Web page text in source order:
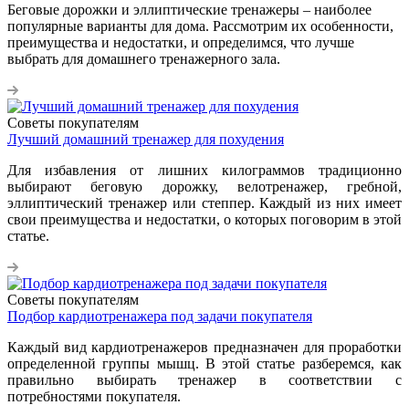
Беговые дорожки и эллиптические тренажеры – наиболее
популярные варианты для дома. Рассмотрим их особенности,
преимущества и недостатки, и определимся, что лучше
выбрать для домашнего тренажерного зала.
Советы покупателям
Лучший домашний тренажер для похудения
Для избавления от лишних килограммов традиционно
выбирают беговую дорожку, велотренажер, гребной,
эллиптический тренажер или степпер. Каждый из них имеет
свои преимущества и недостатки, о которых поговорим в этой
статье.
Советы покупателям
Подбор кардиотренажера под задачи покупателя
Каждый вид кардиотренажеров предназначен для проработки
определенной группы мышц. В этой статье разберемся, как
правильно выбирать тренажер в соответствии с
потребностями покупателя.